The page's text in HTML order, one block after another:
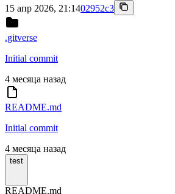
15 апр 2026, 21:1402952c3
.gitverse
Initial commit
4 месяца назад
README.md
Initial commit
4 месяца назад
test
README.md